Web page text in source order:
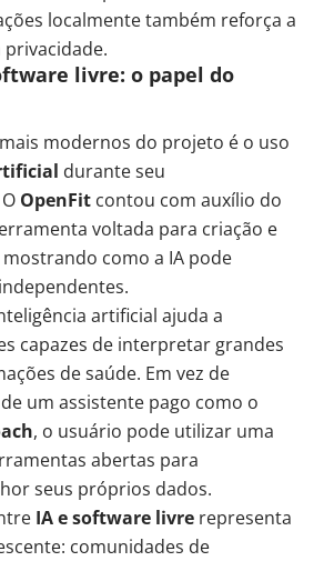
localmente também reforça a
livre: o papel do
modernos do projeto é o uso
durante seu
OpenFit contou com auxílio do
voltada para criação e
como a IA pode
artificial ajuda a
capazes de interpretar grandes
de saúde. Em vez de
um assistente pago como o
, o usuário pode utilizar uma
abertas para
seus próprios dados.
IA e software livre representa
comunidades de